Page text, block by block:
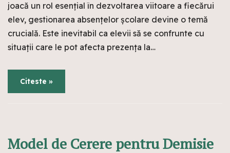
joacă un rol esențial în dezvoltarea viitoare a fiecărui
elev, gestionarea absențelor școlare devine o temă
crucială. Este inevitabil ca elevii să se confrunte cu
situații care le pot afecta prezența la…
Citeste »
Model de Cerere pentru Demisie